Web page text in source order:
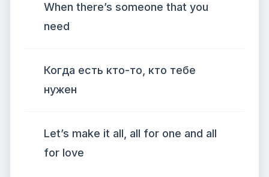
When there’s someone that you
need
Когда есть кто-то, кто тебе
нужен
Let’s make it all, all for one and all
for love